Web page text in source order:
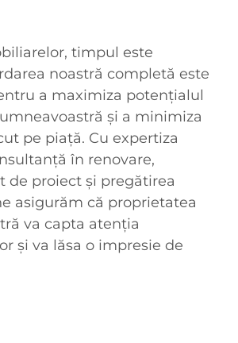
timpul este
noastră completă este
a maximiza potențialul
și a minimiza
pe piață. Cu expertiza
în renovare,
de proiect și pregătirea
asigurăm că proprietatea
va capta atenția
și va lăsa o impresie de